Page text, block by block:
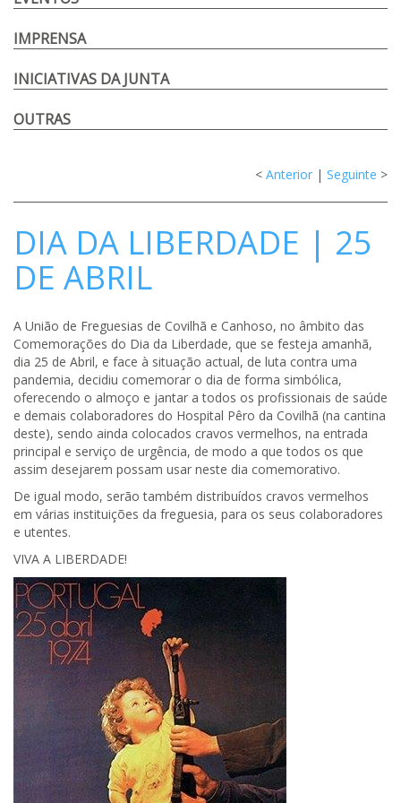
IMPRENSA
INICIATIVAS DA JUNTA
OUTRAS
< Anterior | Seguinte >
DIA DA LIBERDADE | 25
DE ABRIL
A União de Freguesias de Covilhã e Canhoso, no âmbito das
Comemorações do Dia da Liberdade, que se festeja amanhã,
dia 25 de Abril, e face à situação actual, de luta contra uma
pandemia, decidiu comemorar o dia de forma simbólica,
oferecendo o almoço e jantar a todos os profissionais de saúde
e demais colaboradores do Hospital Pêro da Covilhã (na cantina
deste), sendo ainda colocados cravos vermelhos, na entrada
principal e serviço de urgência, de modo a que todos os que
assim desejarem possam usar neste dia comemorativo.
De igual modo, serão também distribuídos cravos vermelhos
em várias instituições da freguesia, para os seus colaboradores
e utentes.
VIVA A LIBERDADE!